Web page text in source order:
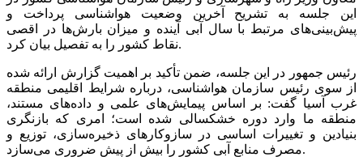
این جلسه به تشریح آخرین وضعیت هواشناسی پرداخت و
پیش‌بینی‌های مرتبط با سال آبی آینده و میزان بارش‌ها در اقصی
نقاط کشور را به تفصیل بیان کرد.
رئیس جمهور در این جلسه، ضمن تأکید بر اهمیت گزارش ارائه شده
از سوی رئیس سازمان هواشناسی، درباره شرایط اقلیمی منطقه
غرب آسیا گفت: بر اساس پیمایش‌های علمی و داده‌های مستند،
منطقه ما وارد دوره خشکسالی شده است؛ امری که بازنگری
بنیادین و تغییرات اساسی در سازوکارهای ذخیره‌سازی، توزیع و
مصرف منابع آبی کشور را بیش از پیش ضروری می‌سازد.